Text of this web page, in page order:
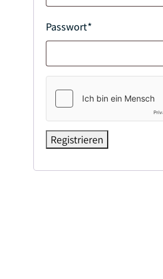
Passwort*
Registrieren